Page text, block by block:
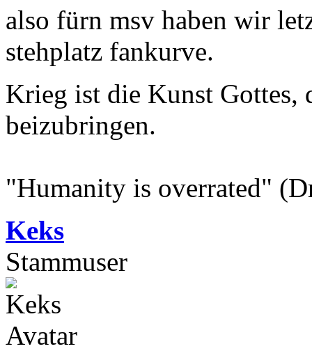
also fürn msv haben wir
stehplatz fankurve.
Krieg ist die Kunst Gottes,
beizubringen.
"Humanity is overrated"
Keks
Stammuser